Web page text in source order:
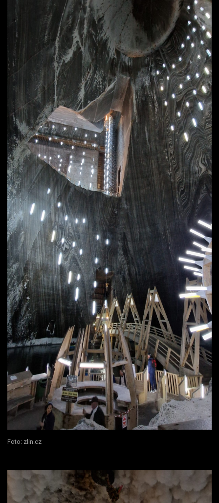
Foto: zlin.cz